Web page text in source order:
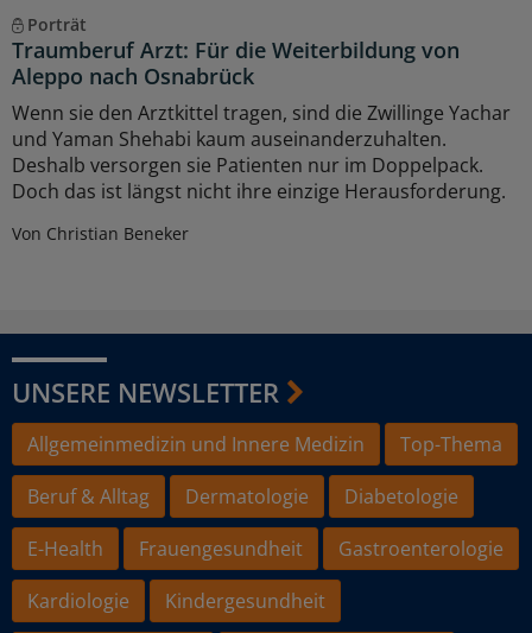
Porträt
Traumberuf Arzt: Für die Weiterbildung von
Aleppo nach Osnabrück
Wenn sie den Arztkittel tragen, sind die Zwillinge Yachar
und Yaman Shehabi kaum auseinanderzuhalten.
Deshalb versorgen sie Patienten nur im Doppelpack.
Doch das ist längst nicht ihre einzige Herausforderung.
Von Christian Beneker
UNSERE NEWSLETTER
Allgemeinmedizin und Innere Medizin
Top-Thema
Beruf & Alltag
Dermatologie
Diabetologie
E-Health
Frauengesundheit
Gastroenterologie
Kardiologie
Kindergesundheit